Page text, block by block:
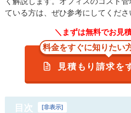
ている方は、ぜひ参考にしてくださ
＼まずは無料でお見
料金をすぐに知りたい
見積もり請求を
目次 [非表示]